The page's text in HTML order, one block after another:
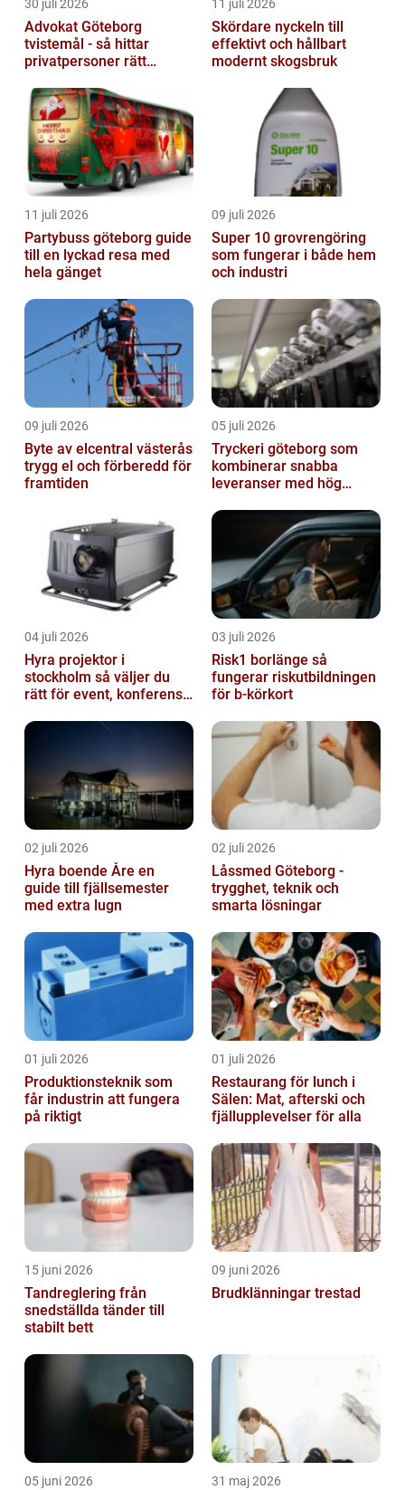
30 juli 2026
Advokat Göteborg
tvistemål - så hittar
privatpersoner rätt
11 juli 2026
Skördare nyckeln till
effektivt och hållbart
modernt skogsbruk
11 juli 2026
Partybuss göteborg guide
till en lyckad resa med
hela gänget
09 juli 2026
Super 10 grovrengöring
som fungerar i både hem
och industri
09 juli 2026
Byte av elcentral västerås
trygg el och förberedd för
framtiden
05 juli 2026
Tryckeri göteborg som
kombinerar snabba
leveranser med hög
04 juli 2026
Hyra projektor i
stockholm så väljer du
rätt för event, konferens
03 juli 2026
Risk1 borlänge så
fungerar riskutbildningen
för b-körkort
02 juli 2026
Hyra boende Åre en
guide till fjällsemester
med extra lugn
02 juli 2026
Låssmed Göteborg -
trygghet, teknik och
smarta lösningar
01 juli 2026
Produktionsteknik som
får industrin att fungera
på riktigt
01 juli 2026
Restaurang för lunch i
Sälen: Mat, afterski och
fjällupplevelser för alla
15 juni 2026
Tandreglering från
snedställda tänder till
stabilt bett
09 juni 2026
Brudklänningar trestad
05 juni 2026 31 maj 2026